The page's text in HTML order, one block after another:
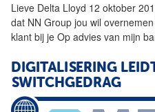
Lieve Delta Lloyd 12 oktober
dat NN Group jou wil
klant bij je Op advies van mijn
DIGITALISERING
SWITCHGEDRAG